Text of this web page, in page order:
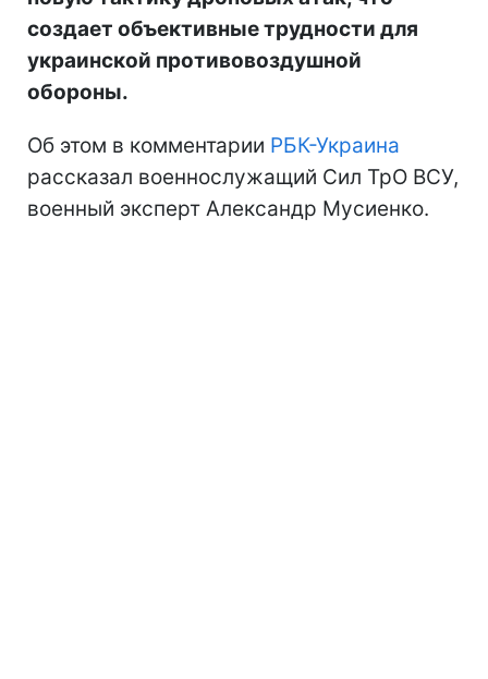
создает объективные трудности для
украинской противовоздушной
обороны.
Об этом в комментарии РБК-Украина
рассказал военнослужащий Сил ТрО ВСУ,
военный эксперт Александр Мусиенко.